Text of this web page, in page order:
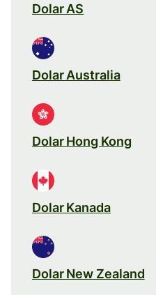
Dolar AS
Dolar Australia
Dolar Hong Kong
Dolar Kanada
Dolar New Zealand